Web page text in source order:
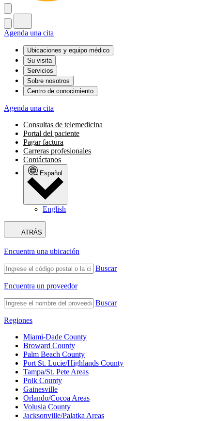
Agenda una cita
Ubicaciones y equipo médico
Su visita
Servicios
Sobre nosotros
Centro de conocimiento
Agenda una cita
Consultas de telemedicina
Portal del paciente
Pagar factura
Carreras profesionales
Contáctanos
Español
English
ATRÁS
Encuentra una ubicación
Buscar
Encuentra un proveedor
Buscar
Regiones
Miami-Dade County
Broward County
Palm Beach County
Port St. Lucie/Highlands County
Tampa/St. Pete Areas
Polk County
Gainesville
Orlando/Cocoa Areas
Volusia County
Jacksonville/Palatka Areas